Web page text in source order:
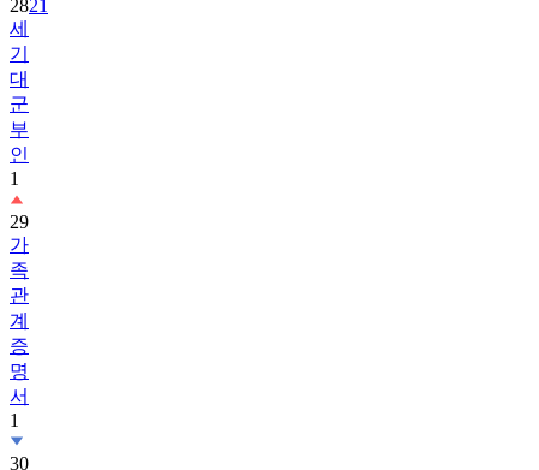
2821
세
기
대
군
부
인
1
29
가
족
관
계
증
명
서
1
30